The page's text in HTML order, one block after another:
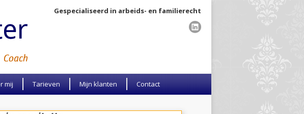
Gespecialiseerd in arbeids- en familierecht
mij Tarieven Mijn klanten Contact